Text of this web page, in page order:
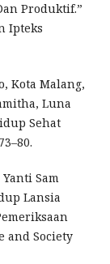
Produktif.”
Ipteks
Kota Malang,
Luna
Sehat
Sam
Lansia
and Society